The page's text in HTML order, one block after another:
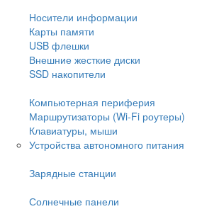
Носители информации
Карты памяти
USB флешки
Внешние жесткие диски
SSD накопители
Компьютерная периферия
Маршрутизаторы (Wi-Fi роутеры)
Клавиатуры, мыши
Устройства автономного питания
Зарядные станции
Солнечные панели